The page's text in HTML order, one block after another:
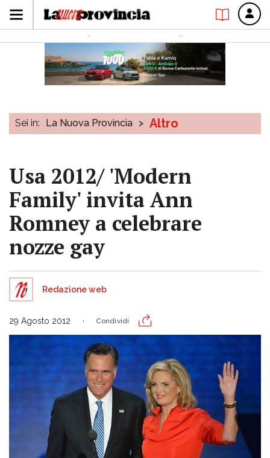
Sei in: La Nuova Provincia > Altro
Usa 2012/ 'Modern
Family' invita Ann
Romney a celebrare
nozze gay
Redazione web
29 Agosto 2012 Condividi